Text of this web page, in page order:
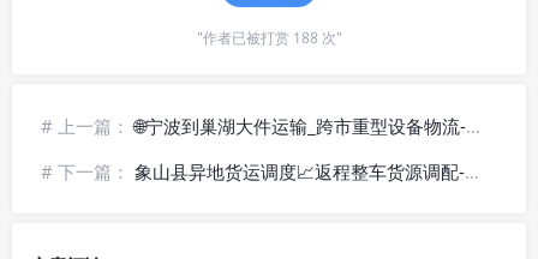
"作者已被打赏 188 次"
# 上一篇：🌐宁波到巢湖大件运输_跨市重型设备物流-全程直达
# 下一篇： 象山县异地货运调度📈返程整车货源调配-运价实惠